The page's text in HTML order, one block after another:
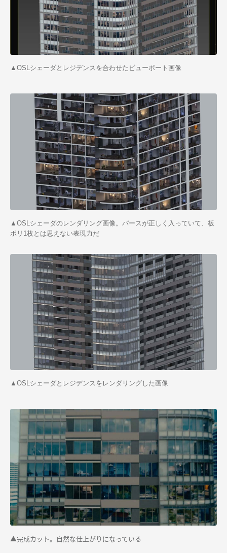
▲ OSLシェーダとレジデンスを合わせたビューポート画像
▲ OSLシェーダのレンダリング画像。パースが正しく入っていて、板
ポリ 1枚とは思えない表現力だ
▲ OSLシェーダとレジデンスをレンダリングした画像
▲完成カット。自然な仕上がりになっている